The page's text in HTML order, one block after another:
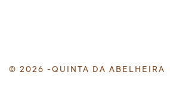
© 2026 -QUINTA DA ABELHEIRA